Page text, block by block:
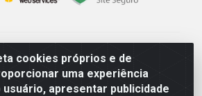
cookies próprios e de
uma experiência
apresentar publicidade
de Alimentos LTDA - Rodovia
N 00 QD 00 LT 16 - Bairro Jardim
GO - CEP 75.045-190 - CNPJ